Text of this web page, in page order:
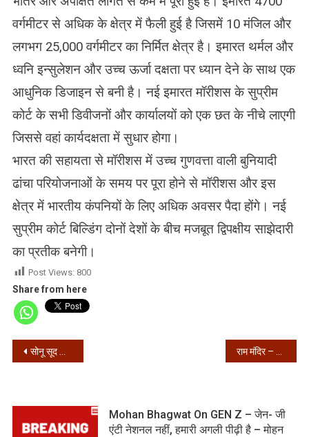
वर्गमीटर से अधिक के क्षेत्र में फैली हुई है जिसमें 10 मंजिल और
लगभग 25,000 वर्गमीटर का निर्मित क्षेत्र है। इमारत थर्मल और
ध्वनि इन्सुलेशन और उच्च ऊर्जा दक्षता पर ध्यान देने के साथ एक
आधुनिक डिजाइन से बनी है। नई इमारत मॉरीशस के सुप्रीम
कोर्ट के सभी डिवीजनों और कार्यालयों को एक छत के नीचे लाएगी
जिससे वहां कार्यदक्षता में सुधार होगा।
भारत की सहायता से मॉरीशस में उच्च गुणवत्ता वाली बुनियादी
ढांचा परियोजनाओं के समय पर पूरा होने से मॉरीशस और इस
क्षेत्र में भारतीय कंपनियों के लिए अधिक अवसर पैदा होंगे। नई
सुप्रीम कोर्ट बिल्डिंग दोनों देशों के बीच मजबूत द्विपक्षीय साझेदारी
का प्रतीक बनेगी।
Post Views: 800
Share from here
Post
सोनू सूद का जन्मदिन पर बड़ा ऐलान, प्रवासियों को देंगे 3 लाख नौकरियां
Mohan Bhagwat On GEN Z – जेन- जी
एंटी नेशनल नहीं, हमारी अगली पीढ़ी है – मोहन